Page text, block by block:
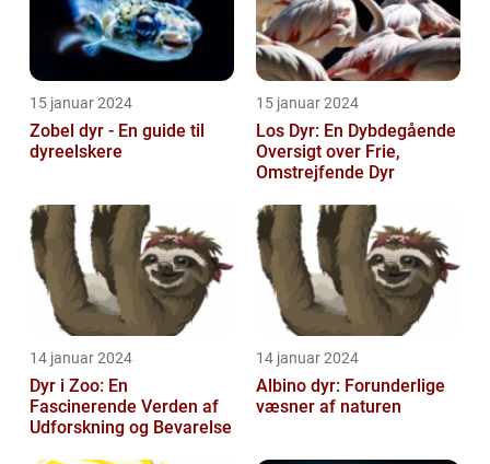
15 januar 2024
Zobel dyr - En guide til
dyreelskere
15 januar 2024
Los Dyr: En Dybdegående
Oversigt over Frie,
Omstrejfende Dyr
14 januar 2024
Dyr i Zoo: En
Fascinerende Verden af
Udforskning og Bevarelse
14 januar 2024
Albino dyr: Forunderlige
væsner af naturen